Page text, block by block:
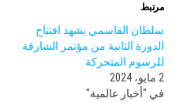
مرتبط
سلطان القاسمي يشهد افتتاح
الدورة الثانية من مؤتمر الشارقة
للرسوم المتحركة
2 مايو، 2024
في "أخبار عالمية"